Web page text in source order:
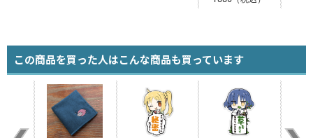
この商品を買った人はこんな商品も買っています